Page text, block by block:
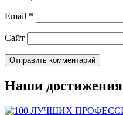
Email *
Сайт
Наши достижения